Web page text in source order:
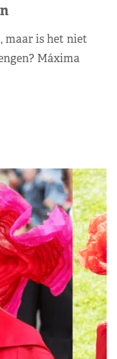
maar is het niet
Máxima